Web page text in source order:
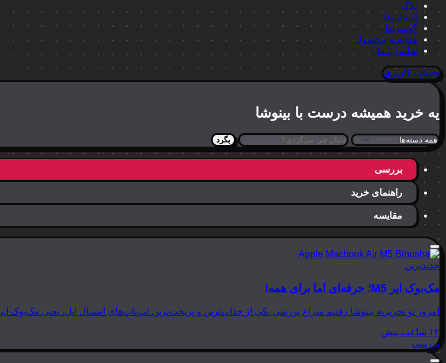
بلاگ
لپ‌تاپ‌ها
گوشی‌ها
مقایسه محصول
تماس با ما
حساب کاربری
یه خرید همیشه درست با بینوشا
بگرد
بررسی
راهنمای خرید
مقایسه
جدیدترین
مک‌بوک ایر M5؛ حرفه‌ای اما برای همه!
امروز تو تحریریه بینوشا رفتیم سراغ بررسی یکی از جذاب‌ترین و پربحث‌ترین لپ‌تاپ‌های امسال اپل، یعنی مک‌بوک ایر M5. اپل با معرفی پردازنده‌های سری M5 دوباره گرد و خاک به…
۱۲ ساعت پیش
بررسی